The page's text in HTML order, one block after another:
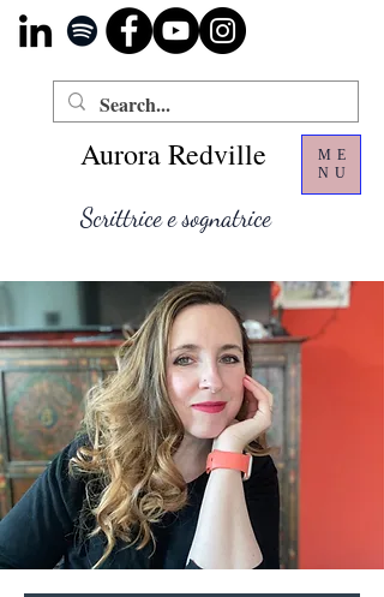
ME
NU
Scrittrice e sognatrice
Aurora Redville